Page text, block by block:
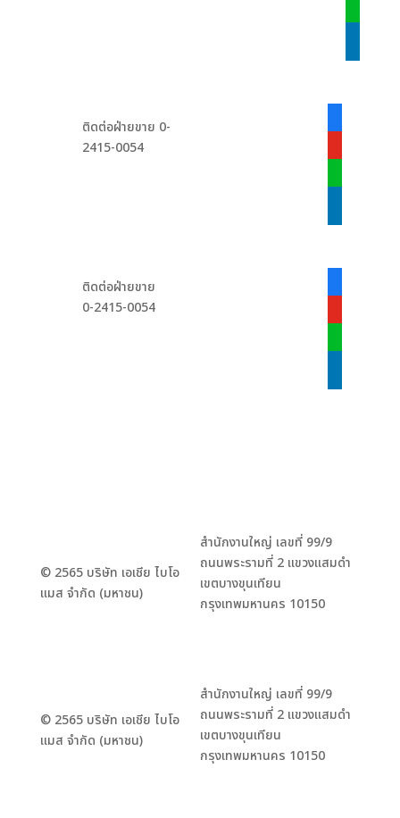
ติดต่อฝ่ายขาย 0-
2415-0054
ติดต่อฝ่ายขาย
0-2415-0054
© 2565 บริษัท เอเชีย ไบโอ
แมส จำกัด (มหาชน)
สำนักงานใหญ่ เลขที่ 99/9
ถนนพระรามที่ 2 แขวงแสมดำ
เขตบางขุนเทียน
กรุงเทพมหานคร 10150
© 2565 บริษัท เอเชีย ไบโอ
แมส จำกัด (มหาชน)
สำนักงานใหญ่ เลขที่ 99/9
ถนนพระรามที่ 2 แขวงแสมดำ
เขตบางขุนเทียน
กรุงเทพมหานคร 10150